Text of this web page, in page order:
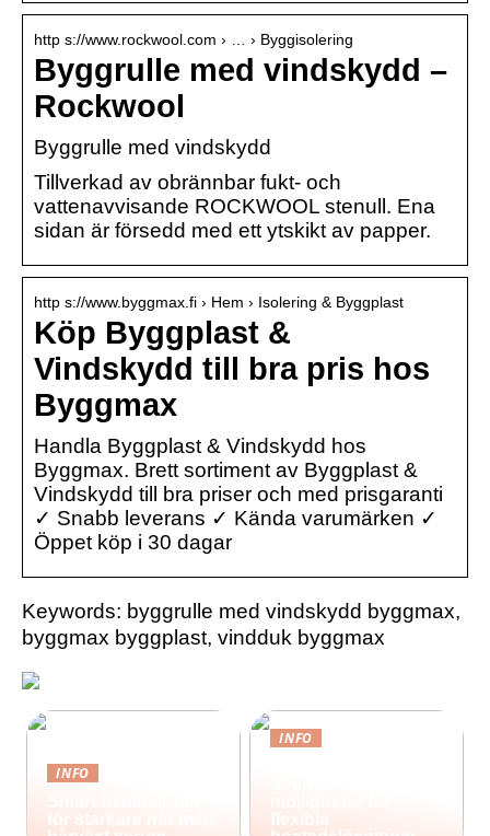
http s://www.rockwool.com › … › Byggisolering
Byggrulle med vindskydd –
Rockwool
Byggrulle med vindskydd
Tillverkad av obrännbar fukt- och
vattenavvisande ROCKWOOL stenull. Ena
sidan är försedd med ett ytskikt av papper.
http s://www.byggmax.fi › Hem › Isolering & Byggplast
Köp Byggplast &
Vindskydd till bra pris hos
Byggmax
Handla Byggplast & Vindskydd hos
Byggmax. Brett sortiment av Byggplast &
Vindskydd till bra priser och med prisgaranti
✓ Snabb leverans ✓ Kända varumärken ✓
Öppet köp i 30 dagar
Keywords: byggrulle med vindskydd byggmax,
byggmax byggplast, vindduk byggmax
INFO
för starkare hår med
INFO
flexibla